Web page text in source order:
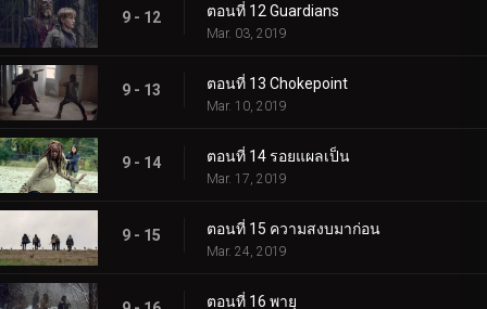
9 - 12 ตอนที่ 12 Guardians
Mar. 03, 2019
9 - 13 ตอนที่ 13 Chokepoint
Mar. 10, 2019
9 - 14 ตอนที่ 14 รอยแผลเป็น
Mar. 17, 2019
9 - 15 ตอนที่ 15 ความสงบมาก่อน
Mar. 24, 2019
ตอนที่ 16 พายุ